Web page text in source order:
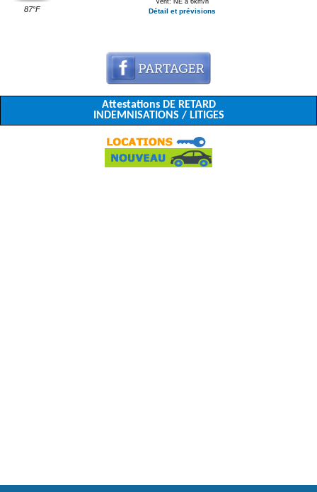
87°F
Vent: NE à 6km/h
Détail et prévisions
Attestations DE RETARD
INDEMNISATIONS / LITIGES